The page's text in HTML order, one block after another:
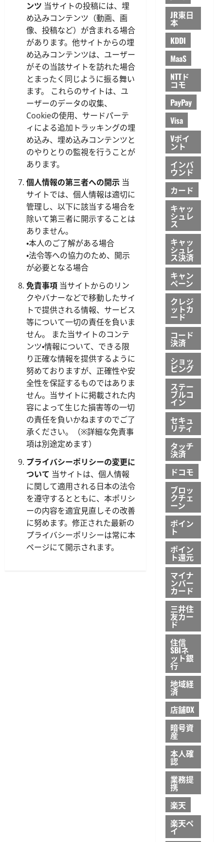
ンツ 当サイトの投稿には、埋
め込みコンテンツ（動画、画
像、投稿など）が含まれる場合
があります。他サイトからの埋
め込みコンテンツは、ユーザー
がその当該サイトを訪れた場合
とまったく同じように振る舞い
ます。 これらのサイトは、ユ
ーザーのデータの収集、
Cookieの使用、サードパーテ
ィによる追加トラッキングの埋
め込み、埋め込みコンテンツと
のやりとりの監視を行うことが
あります。
個人情報の第三者への開示 当
サイトでは、個人情報は適切に
管理し、以下に該当する場合を
除いて第三者に開示することは
ありません。
・本人のご了解がある場合
・法令等への協力のため、開示
が必要となる場合
免責事項 当サイトからのリン
クやバナーなどで移動したサイ
トで提供される情報、サービス
等について一切の責任を負いま
せん。 また当サイトのコンテ
ンツ・情報について、できる限
り正確な情報を提供するように
努めておりますが、正確性や安
全性を保証するものではありま
せん。当サイトに掲載された内
容によって生じた損害等の一切
の責任を負いかねますのでご了
承ください。（※詳細な免責事
項は別途定めます）
プライバシーポリシーの変更に
ついて 当サイトは、個人情報
に関して適用される日本の法令
を遵守するとともに、本ポリシ
ーの内容を適宜見直しその改善
に努めます。修正された最新の
プライバシーポリシーは常に本
ページにて開示されます。
JR東日
本
KDDI
MaaS
NTTド
コモ
PayPay
Visa
Vポイ
ント
インバ
ウンド
カード
キャッ
シュレ
ス
キャッ
シュレ
ス決済
キャン
ペーン
クレジ
ットカ
ード
コード
決済
ショッ
ピング
ステー
ブルコ
イン
セキュ
リティ
タッチ
決済
ドコモ
ブロッ
クチェ
ーン
ポイン
ト
ポイン
ト還元
マイナ
ンバー
カード
三井住
友カー
ド
住信
SBIネ
ット銀
行
地域経
済
店舗DX
暗号資
産
本人確
認
業務提
携
楽天
楽天ペ
イ